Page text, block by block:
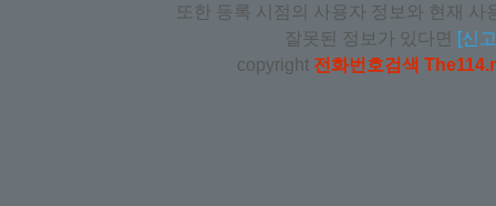
또한 등록 시점의 사용자 정보와 현재 사
잘못된 정보가 있다면 [신
copyright 전화번호검색